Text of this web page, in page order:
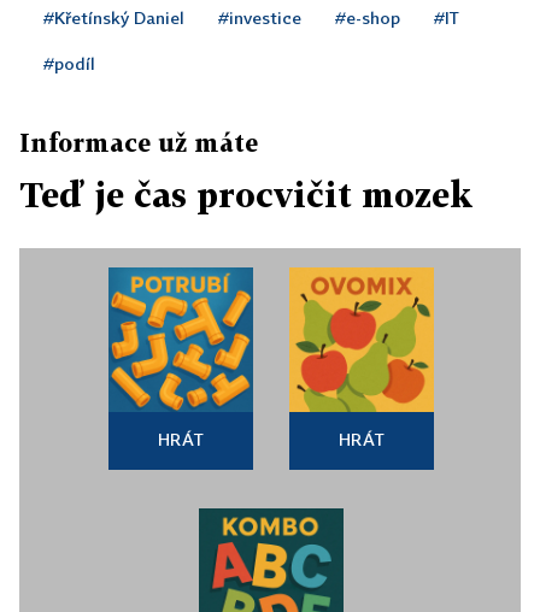
#Křetínský Daniel #investice #e-shop #IT
#podíl
Informace už máte
Teď je čas procvičit mozek
HRÁT HRÁT